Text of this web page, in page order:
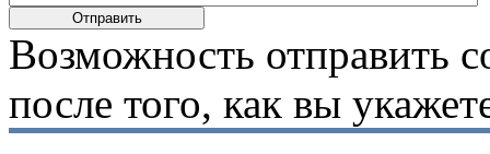
Возможность отправить
после того, как вы